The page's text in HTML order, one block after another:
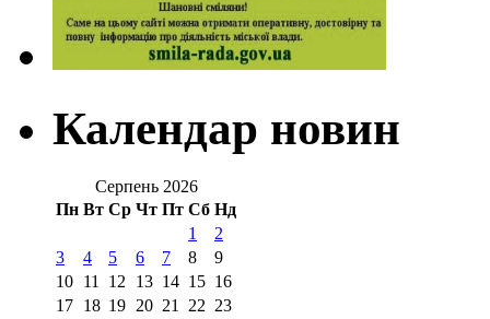
Календар новин
Серпень 2026
Пн Вт Ср Чт Пт Сб Нд
1
2
3
4 5 6 7 8
9
10 11 12 13 14 15 16
17 18 19 20 21 22 23